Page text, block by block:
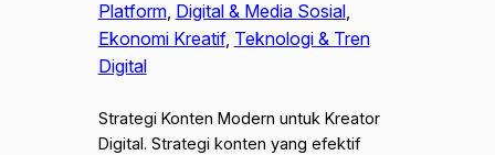
Platform, Digital & Media Sosial
Ekonomi Kreatif, Teknologi & Tren
Digital
Strategi Konten Modern untuk Kreator
Digital. Strategi konten yang efektif